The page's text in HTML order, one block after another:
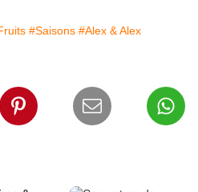
#Saisons #Alex & Alex